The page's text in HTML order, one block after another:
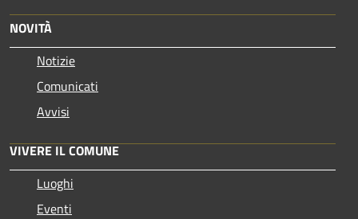
NOVITÀ
Notizie
Comunicati
Avvisi
VIVERE IL COMUNE
Luoghi
Eventi